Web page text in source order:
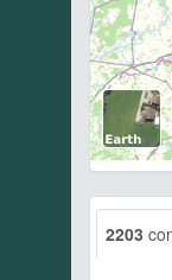
2203